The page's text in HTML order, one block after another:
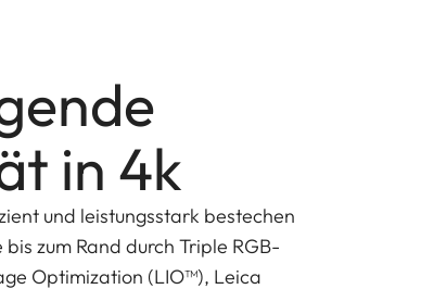
in 4k
und leistungsstark bestechen
zum Rand durch Triple RGB-
Optimization (LIO™), Leica